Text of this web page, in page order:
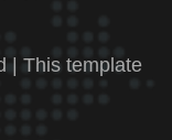
| This template